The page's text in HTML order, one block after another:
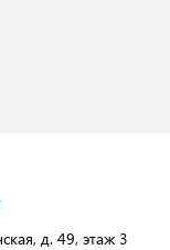
д. 49, этаж 3